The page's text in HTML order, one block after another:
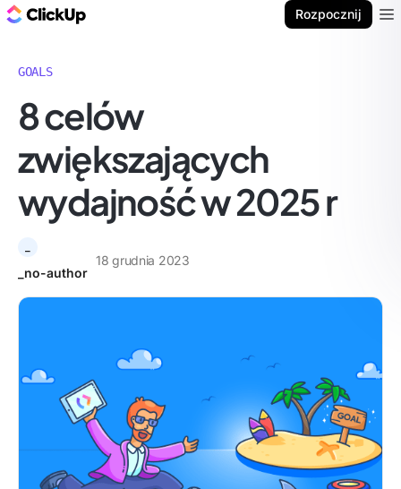
Rozpocznij
GOALS
8 celów
zwiększających
wydajność w 2025 r
_no-author
18 grudnia 2023